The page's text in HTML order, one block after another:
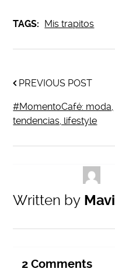
TAGS: Mis trapitos
PREVIOUS POST
#MomentoCafé: moda,
tendencias, lifestyle
Written by Mavi
2 Comments